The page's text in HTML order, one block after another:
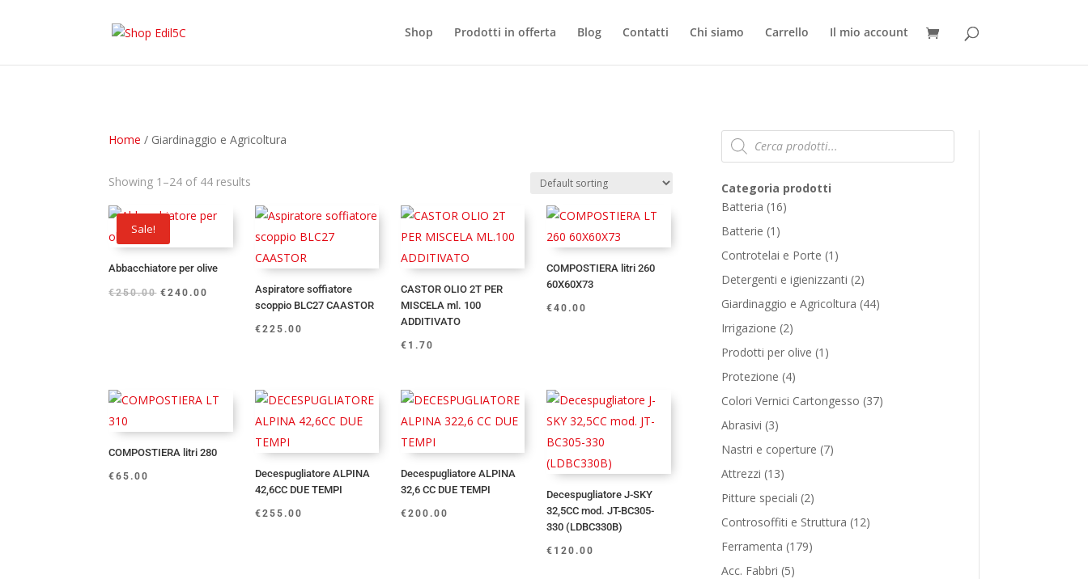
Shop Prodotti in offerta Blog Contatti Chi siamo Carrello Il mio account
Home / Giardinaggio e Agricoltura
Showing 1–24 of 44 results
Sale!
Abbacchiatore per olive
€250.00 €240.00
Aspiratore soffiatore
scoppio BLC27 CAASTOR
€225.00
CASTOR OLIO 2T PER
MISCELA ml. 100
ADDITIVATO
€ 1.70
COMPOSTIERA litri 260
60X60X73
€40.00
COMPOSTIERA litri 280
€65.00
Decespugliatore ALPINA
42,6CC DUE TEMPI
€255.00
Decespugliatore ALPINA
32,6 CC DUE TEMPI
€200.00
Decespugliatore J-SKY
32,5CC mod. JT-BC305-
330 (LDBC330B)
€ 120.00
Products
search
Categoria prodotti
Batteria 1616
Batterie 1 1
product
Controtelai e Porte 1 1
product
Detergenti e igienizzanti 22
products
Giardinaggio e Agricoltura 4444
Irrigazione 22
products
Prodotti per olive 1 1
Protezione 44
products
Colori Vernici Cartongesso 3737
Abrasivi 33
products
Nastri e coperture 77
Attrezzi 1313
products
Pitture speciali 22
products
Controsoffiti e Struttura 1212
Ferramenta 179179
Acc. Fabbri 55